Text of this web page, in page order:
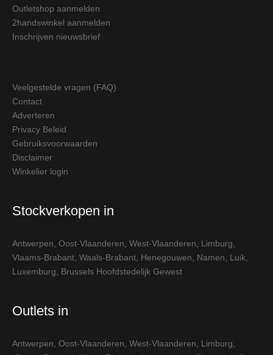
Outletshop aanmelden
2handswinkel aanmelden
Inschrijven nieuwsbrief
Veelgestelde vragen (FAQ)
Contact
Adverteren
Privacy Beleid
Gebruiksvoorwaarden
Disclaimer
Winkelier login
Stockverkopen in
Antwerpen Oost-Vlaanderen West-Vlaanderen Limburg
Vlaams-Brabant Waals-Brabant Henegouwen Namen Luik
Luxemburg
Brussels Hoofdstedelijk Gewest
Outlets in
Antwerpen Oost-Vlaanderen West-Vlaanderen Limburg